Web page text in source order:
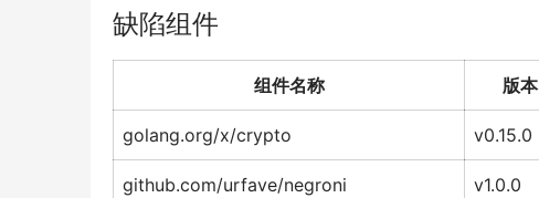
缺陷组件
组件名称 版本
golang.org/x/crypto v0.15.0
github.com/urfave/negroni v1.0.0